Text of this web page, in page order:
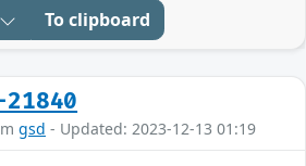
To clipboard
21840
gsd - Updated: 2023-12-13 01:19